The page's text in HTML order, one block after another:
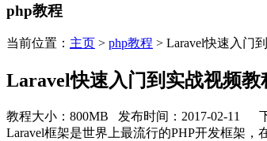
php教程
当前位置： 主页 > php教程 > Laravel快速入门
Laravel快速入门到实战视频教
教程大小：800MB 发布时间：2017-02-11
Laravel框架是世界上最流行的PHP开发框架，